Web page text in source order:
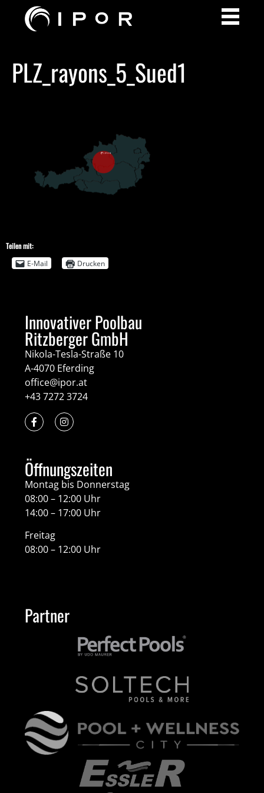
PLZ_rayons_5_Sued1
Teilen mit:
E-Mail
Drucken
Innovativer Poolbau
Ritzberger GmbH
Nikola-Tesla-Straße 10
A-4070 Eferding
office@ipor.at
+43 7272 3724
Öffnungszeiten
Montag bis Donnerstag
08:00 – 12:00 Uhr
14:00 – 17:00 Uhr
Freitag
08:00 – 12:00 Uhr
Partner